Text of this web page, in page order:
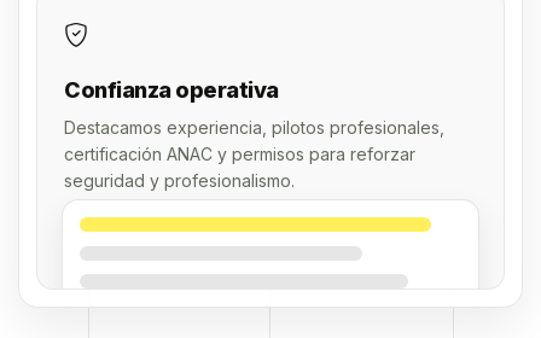
Confianza operativa
Destacamos experiencia, pilotos profesionales,
certificación ANAC y permisos para reforzar
seguridad y profesionalismo.